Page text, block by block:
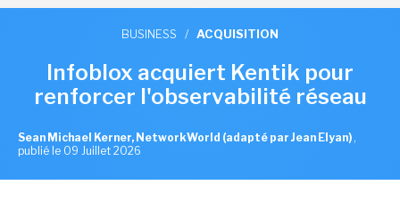
BUSINESS / ACQUISITION
Infoblox acquiert Kentik pour
renforcer l'observabilité réseau
Sean Michael Kerner, NetworkWorld (adapté par Jean Elyan) ,
publié le 09 Juillet 2026